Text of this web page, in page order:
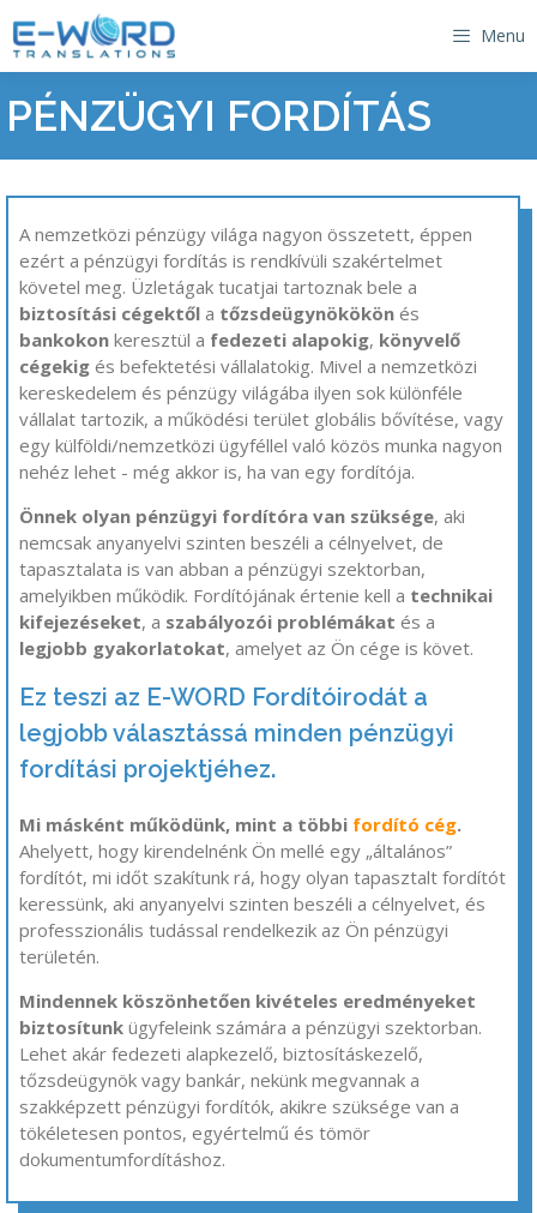
tartalomba
Menu
​PÉNZÜGYI FORDÍTÁS
A nemzetközi pénzügy világa nagyon összetett, éppen
ezért a pénzügyi fordítás is rendkívüli szakértelmet
követel meg. Üzletágak tucatjai tartoznak bele a
biztosítási cégektől a tőzsdeügynökökön és
bankokon keresztül a fedezeti alapokig, könyvelő
cégekig és befektetési vállalatokig. Mivel a nemzetközi
kereskedelem és pénzügy világába ilyen sok különféle
vállalat tartozik, a működési terület globális bővítése, vagy
egy külföldi/nemzetközi ügyféllel való közös munka nagyon
nehéz lehet - még akkor is, ha van egy fordítója.
Önnek olyan pénzügyi fordítóra van szüksége, aki
nemcsak anyanyelvi szinten beszéli a célnyelvet, de
tapasztalata is van abban a pénzügyi szektorban,
amelyikben működik. Fordítójának értenie kell a technikai
kifejezéseket, a szabályozói problémákat és a
legjobb gyakorlatokat, amelyet az Ön cége is követ.
Ez teszi az E-WORD Fordítóirodát a
legjobb választássá minden pénzügyi
fordítási projektjéhez.
Mi másként működünk, mint a többi fordító cég.
Ahelyett, hogy kirendelnénk Ön mellé egy „általános”
fordítót, mi időt szakítunk rá, hogy olyan tapasztalt fordítót
keressünk, aki anyanyelvi szinten beszéli a célnyelvet, és
professzionális tudással rendelkezik az Ön pénzügyi
területén.
Mindennek köszönhetően kivételes eredményeket
biztosítunk ügyfeleink számára a pénzügyi szektorban.
Lehet akár fedezeti alapkezelő, biztosításkezelő,
tőzsdeügynök vagy bankár, nekünk megvannak a
szakképzett pénzügyi fordítók, akikre szüksége van a
tökéletesen pontos, egyértelmű és tömör
dokumentumfordításhoz.